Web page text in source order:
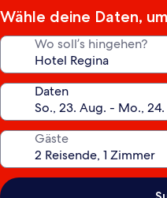
Wähle deine Daten,
Wo soll’s hingehen?
Daten
Gäste